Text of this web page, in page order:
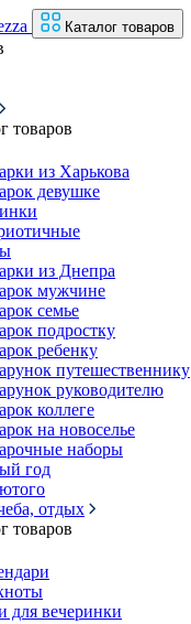
Каталог товаров
товаров
из Харькова
девушке
из Днепра
мужчине
семье
подростку
ребенку
путешественнику
руководителю
коллеге
на новоселье
наборы
год
отдых
товаров
для вечеринки